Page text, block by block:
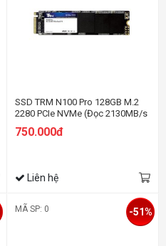
SSD TRM N100 Pro 128GB M.2
2280 PCIe NVMe (Đọc 2130MB/s
– Ghi 1720MB/s)
750.000đ
Liên hệ
MÃ SP: 0 -51%